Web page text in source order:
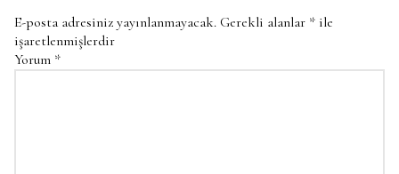
E-posta adresiniz yayınlanmayacak. Gerekli alanlar * ile
işaretlenmişlerdir
Yorum *